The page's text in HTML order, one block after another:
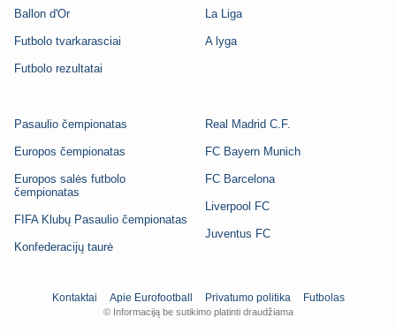
Ballon d'Or
Futbolo tvarkarasciai
Futbolo rezultatai
La Liga
A lyga
Pasaulio čempionatas
Europos čempionatas
Europos salės futbolo
čempionatas
FIFA Klubų Pasaulio čempionatas
Konfederacijų taurė
Real Madrid C.F.
FC Bayern Munich
FC Barcelona
Liverpool FC
Juventus FC
Kontaktai Apie Eurofootball Privatumo politika Futbolas
© Informaciją be sutikimo platinti draudžiama